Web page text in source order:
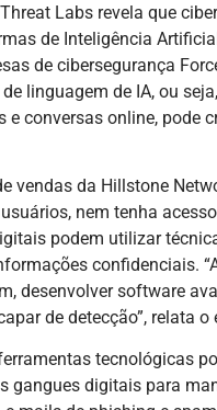
Labs revela que
de Inteligência
de cibersegurança
linguagem de IA, ou
e conversas online, pode
vendas da Hillstone
nem tenha
podem utilizar
confidenciais.
desenvolver software
de detecção”, relata o
tecnológicas
gangues digitais para